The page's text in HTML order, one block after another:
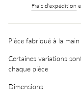
Frais d'expédition
Pièce fabriqué à la
Certaines variations
chaque pièce
Dimensions